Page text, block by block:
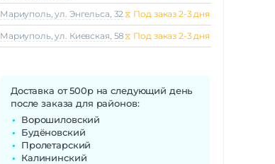
Мариуполь, ул. Энгельса, 32 ⧖ Под заказ 2-3 дня
Мариуполь, ул. Киевская, 58 ⧖ Под заказ 2-3 дня
Доставка от 500р на следующий день
после заказа для районов:
Ворошиловский
Будёновский
Пролетарский
Калининский